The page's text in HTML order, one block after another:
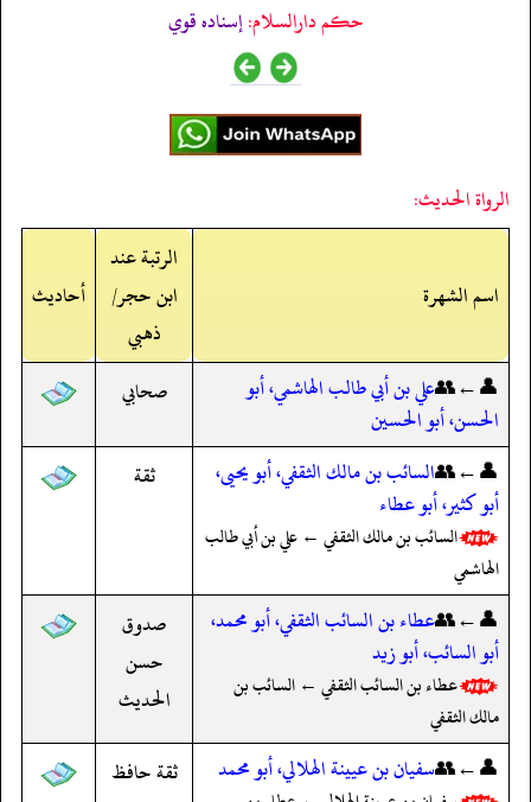
حکم دارالسلام:إسناده قوي
الرواة الحديث:
اسم الشهرة
الرتبة عند
ابن حجر/
ذهبي
أحاديث
👤←👥علي بن أبي طالب الهاشمي، أبو
الحسن، أبو الحسين
صحابي
👤←👥السائب بن مالك الثقفي، أبو يحيى،
أبو كثير، أبو عطاء
السائب بن مالك الثقفي ← علي بن أبي طالب
الهاشمي
ثقة
👤←👥عطاء بن السائب الثقفي، أبو محمد،
أبو السائب، أبو زيد
عطاء بن السائب الثقفي ← السائب بن
مالك الثقفي
صدوق
حسن
الحديث
👤←👥سفيان بن عيينة الهلالي، أبو محمد
ثقة حافظ